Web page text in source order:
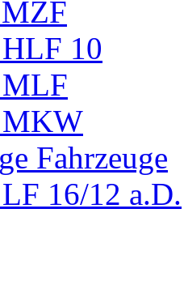
10
Fahrzeuge
16/12 a.D.